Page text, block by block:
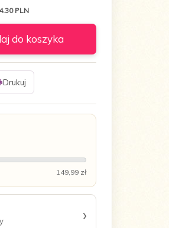
PLN
do koszyka
Drukuj
149,99 zł
›